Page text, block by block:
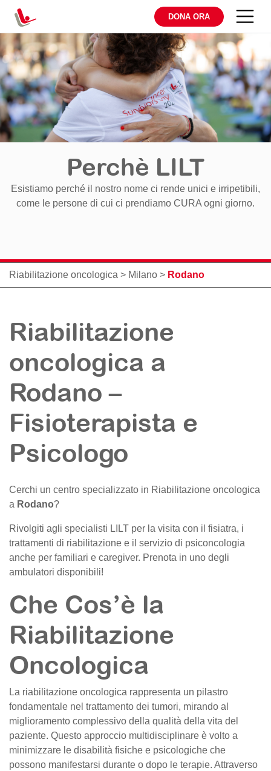
DONA ORA
Perchè LILT
Esistiamo perché il nostro nome ci rende unici e irripetibili,
come le persone di cui ci prendiamo CURA ogni giorno.
Riabilitazione oncologica > Milano > Rodano
Riabilitazione
oncologica a
Rodano –
Fisioterapista e
Psicologo
Cerchi un centro specializzato in Riabilitazione oncologica
a Rodano?
Rivolgiti agli specialisti LILT per la visita con il fisiatra, i
trattamenti di riabilitazione e il servizio di psiconcologia
anche per familiari e caregiver. Prenota in uno degli
ambulatori disponibili!
Che Cos’è la
Riabilitazione
Oncologica
La riabilitazione oncologica rappresenta un pilastro
fondamentale nel trattamento dei tumori, mirando al
miglioramento complessivo della qualità della vita del
paziente. Questo approccio multidisciplinare è volto a
minimizzare le disabilità fisiche e psicologiche che
possono manifestarsi durante o dopo le terapie. Attraverso